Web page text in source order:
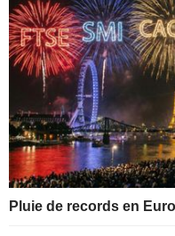
Pluie de records en